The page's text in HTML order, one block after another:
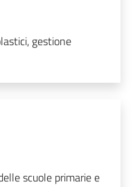
gestione
scuole primarie e